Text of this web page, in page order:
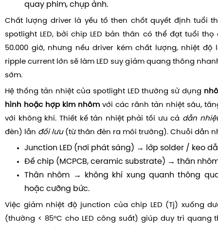
quay phim, chụp ảnh.
Chất lượng driver là yếu tố then chốt quyết định tuổi
spotlight LED, bởi chip LED bản thân có thể đạt tuổi thọ
50.000 giờ, nhưng nếu driver kém chất lượng, nhiệt độ
ripple current lớn sẽ làm LED suy giảm quang thông
sớm.
Hệ thống tản nhiệt của spotlight LED thường sử dụng
hình hoặc hợp kim nhôm với các rãnh tản nhiệt sâu,
với không khí. Thiết kế tản nhiệt phải tối ưu cả dẫn nhiệt
đèn) lẫn đối lưu(từ thân đèn ra môi trường). Chuỗi dẫn
Junction LED (nơi phát sáng) → lớp solder / keo
Đế chip (MCPCB, ceramic substrate) → thân
Thân nhôm → không khí xung quanh thông
hoặc cưỡng bức.
Việc giảm nhiệt độ junction của chip LED (Tj) xuống
(thường < 85°C cho LED công suất) giúp duy trì quang